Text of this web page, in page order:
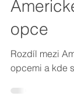
12. 3. 2024
O investování